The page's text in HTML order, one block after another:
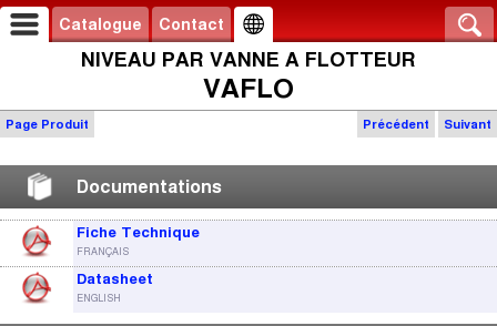
Catalogue Contact
NIVEAU PAR VANNE A FLOTTEUR
VAFLO
Précédent Suivant
Page Produit
Documentations
Fiche Technique
FRANÇAIS
Datasheet
ENGLISH